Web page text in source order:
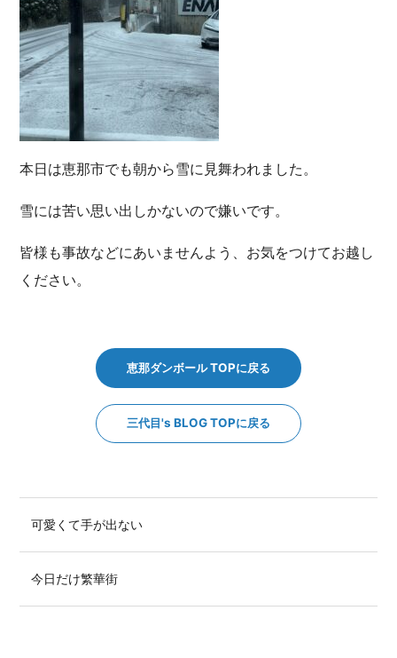
本日は恵那市でも朝から雪に見舞われました。
雪には苦い思い出しかないので嫌いです。
皆様も事故などにあいませんよう、お気をつけてお越し
ください。
恵那ダンボール TOPに戻る
三代目's BLOG TOPに戻る
可愛くて手が出ない
今日だけ繁華街